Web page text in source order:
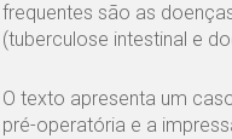
frequentes são as
(tuberculose intestinal e
O texto apresenta um
pré-operatória e a